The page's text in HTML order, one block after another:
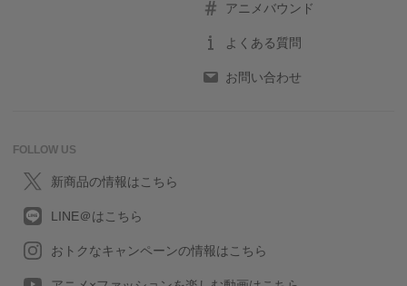
アニメバウンド
よくある質問
お問い合わせ
FOLLOW US
新商品の情報はこちら
LINE＠はこちら
おトクなキャンペーンの情報はこちら